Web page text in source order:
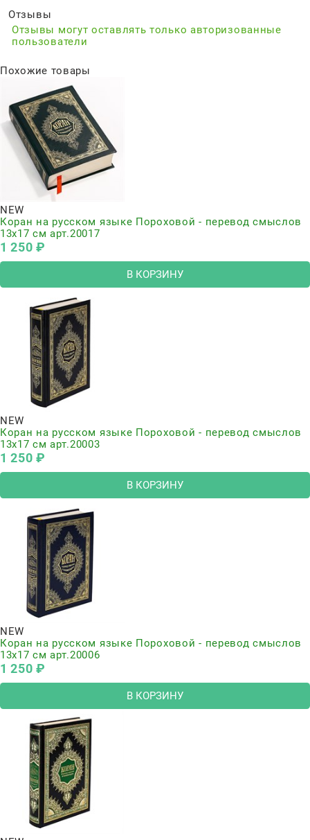
Отзывы
Отзывы могут оставлять только авторизованные
пользователи
Похожие товары
NEW
Коран на русском языке Пороховой - перевод смыслов
13х17 см арт.20017
1 250 ₽
В КОРЗИНУ
NEW
Коран на русском языке Пороховой - перевод смыслов
13х17 см арт.20003
1 250 ₽
В КОРЗИНУ
NEW
Коран на русском языке Пороховой - перевод смыслов
13х17 см арт.20006
1 250 ₽
В КОРЗИНУ